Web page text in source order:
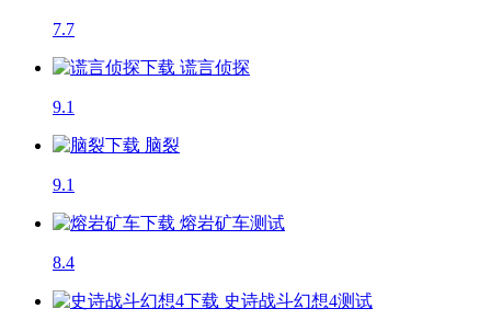
7.7
谎言侦探
9.1
脑裂
9.1
熔岩矿车测试
8.4
史诗战斗幻想4测试